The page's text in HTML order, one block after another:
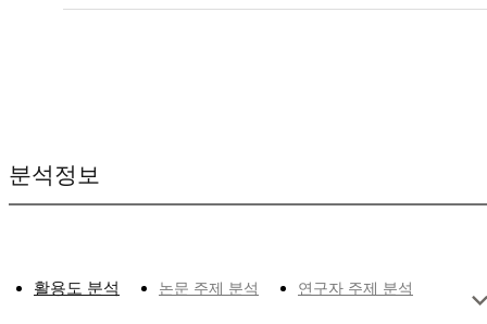
분석정보
활용도 분석 논문 주제 분석 연구자 주제 분석